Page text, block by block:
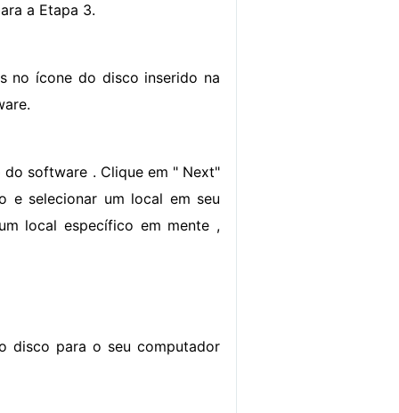
a Etapa 3.
no ícone do disco inserido na
software . Clique em " Next"
e selecionar um local em seu
local específico em mente ,
disco para o seu computador